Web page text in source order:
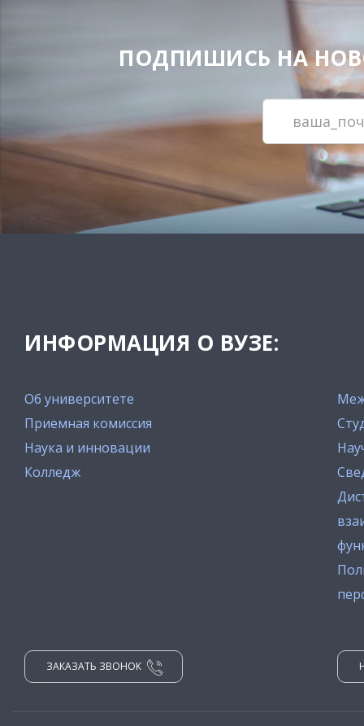
ПОДПИШИСЬ НА
ИНФОРМАЦИЯ О ВУЗЕ:
Об университете
Приемная комиссия
Наука и инновации
Колледж
ЗАКАЗАТЬ ЗВОНОК